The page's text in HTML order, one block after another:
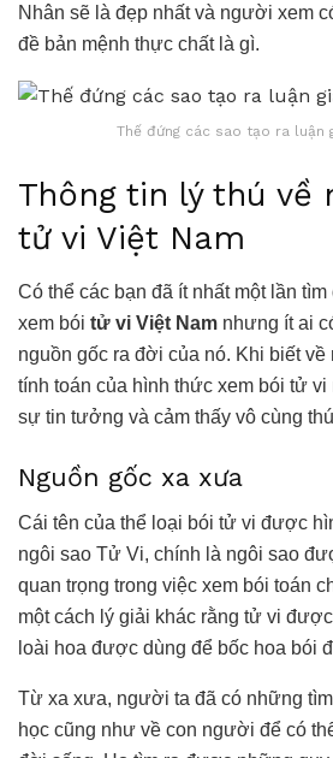
Nhân sẽ là đẹp nhất và người xem
đề bản mệnh thực chất là gì.
Thế đứng các sao tạo ra luận
Thông tin lý thú về
tử vi Việt Nam
Có thể các bạn đã ít nhất một lần
xem bói tử vi Việt Nam nhưng ít ai
nguồn gốc ra đời của nó. Khi biết
tính toán của hình thức xem bói tử vi
sự tin tưởng và cảm thấy vô cùng
Nguồn gốc xa xưa
Cái tên của thể loại bói tử vi được
ngôi sao Tử Vi, chính là ngôi sao
quan trọng trong việc xem bói toán
một cách lý giải khác rằng tử vi
loài hoa được dùng để bốc hoa bói
Từ xa xưa, người ta đã có những
học cũng như về con người để có